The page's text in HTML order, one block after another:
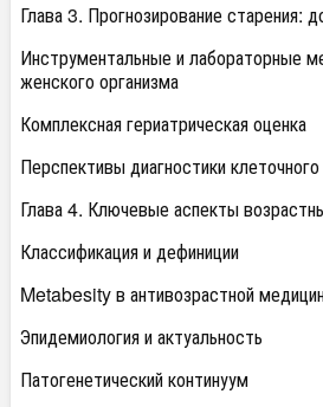
Глава 3. Прогнозирование старения:
Инструментальные и лабораторные
женского организма
Комплексная гериатрическая оценка
Перспективы диагностики
Глава 4. Ключевые аспекты
Классификация и дефиниции
Metabesity в антивозрастной
Эпидемиология и актуальность
Патогенетический континуум